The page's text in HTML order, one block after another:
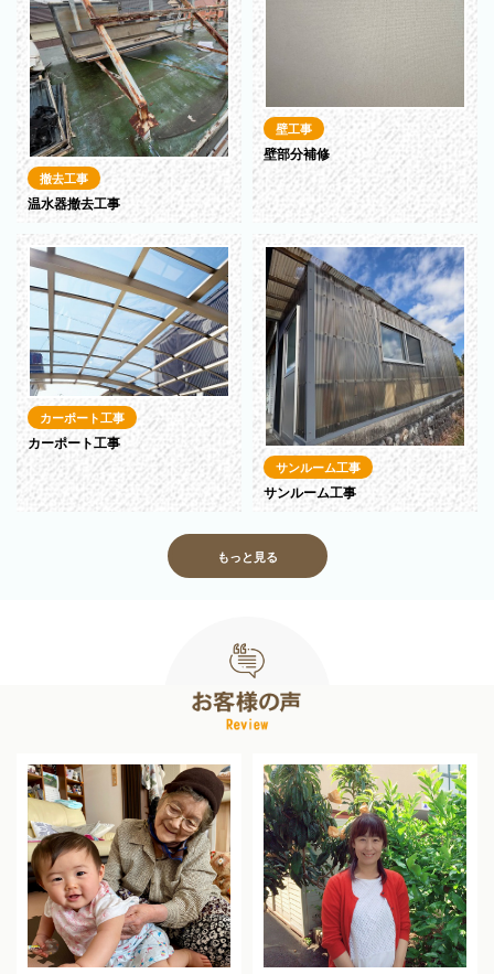
撤去工事
温水器撤去工事
壁工事
壁部分補修
カーポート工事
カーポート工事
サンルーム工事
サンルーム工事
もっと見る